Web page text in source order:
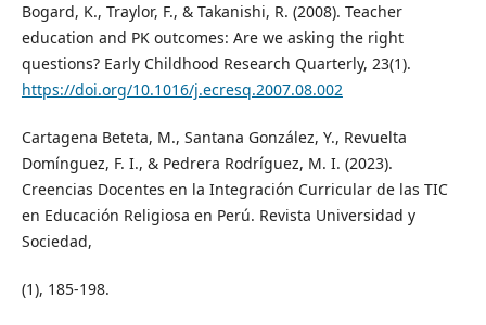
Bogard, K., Traylor, F., & Takanishi, R. (2008). Teacher
education and PK outcomes: Are we asking the right
questions? Early Childhood Research Quarterly, 23(1).
https://doi.org/10.1016/j.ecresq.2007.08.002
Cartagena Beteta, M., Santana González, Y., Revuelta
Domínguez, F. I., & Pedrera Rodríguez, M. I. (2023).
Creencias Docentes en la Integración Curricular de las TIC
en Educación Religiosa en Perú. Revista Universidad y
Sociedad,
(1), 185-198.